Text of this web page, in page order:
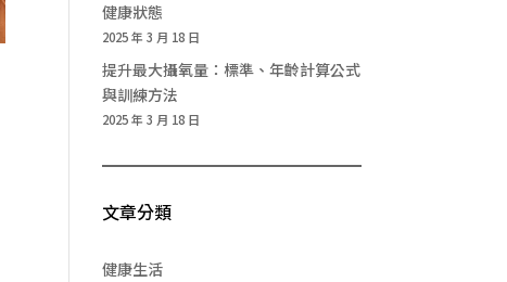
健康狀態
2025 年 3 月 18 日
提升最大攝氧量：標準、年齡計算公式
與訓練方法
2025 年 3 月 18 日
文章分類
健康生活